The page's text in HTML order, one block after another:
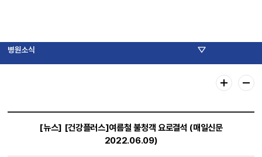
병원소식
[뉴스]
[건강플러스]여름철 불청객 요로결석 (매일신문
2022.06.09)